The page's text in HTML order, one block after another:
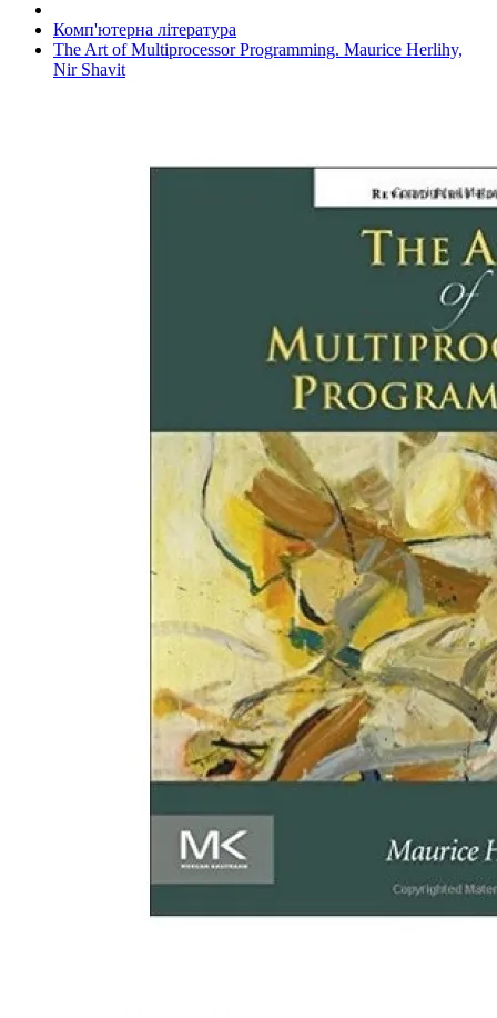
Комп'ютерна література
The Art of Multiprocessor Programming. Maurice Herlihy,
Nir Shavit